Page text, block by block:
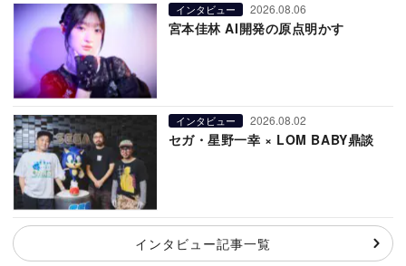
インタビュー 2026.08.06
宮本佳林 AI開発の原点明かす
インタビュー 2026.08.02
セガ・星野一幸 × LOM BABY鼎談
インタビュー記事一覧